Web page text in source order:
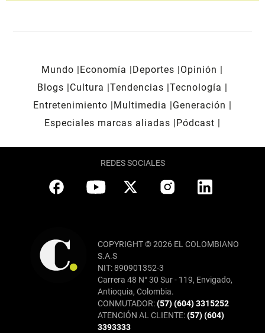
Mundo Economía Deportes
Opinión
Blogs
Cultura Tendencias Tecnología
Entretenimiento
Multimedia
Generación
Especiales marcas aliadas
Pódcast
REDES SOCIALES
COPYRIGHT © 2026 EL COLOMBIANO
S.A.S
NIT: 890901352-3
Carrera 48 N° 30 Sur - 119, Envigado,
Antioquia, Colombia.
CONMUTADOR:(57) (604) 3315252
ATENCIÓN AL CLIENTE:(57) (604)
3393333